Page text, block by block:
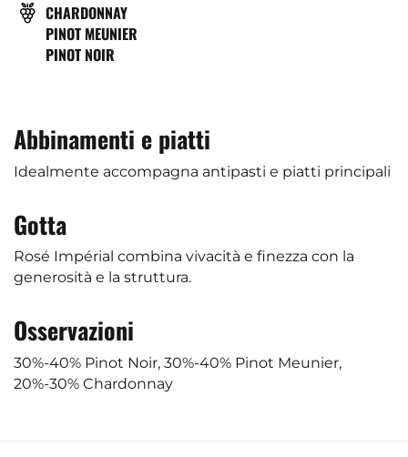
VITIGNO
CHARDONNAY
PINOT MEUNIER
PINOT NOIR
Abbinamenti e piatti
Idealmente accompagna antipasti e piatti principali
Gotta
Rosé Impérial combina vivacità e finezza con la
generosità e la struttura.
Osservazioni
30%-40% Pinot Noir, 30%-40% Pinot Meunier,
20%-30% Chardonnay